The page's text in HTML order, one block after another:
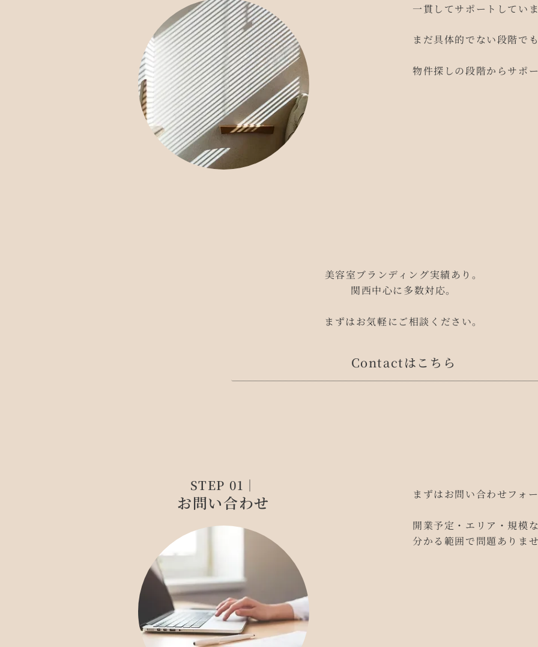
一貫してサポートしていま
まだ具体的でない段階で
物件探しの段階からサポ
美容室ブランディング実績あり。
関西中心に多数対応。
まずはお気軽にご相談ください。
Contactはこちら
STEP 01｜
お問い合わせ まずはお問い合わせフォ
開業予定・エリア・規模な
分かる範囲で問題ありませ